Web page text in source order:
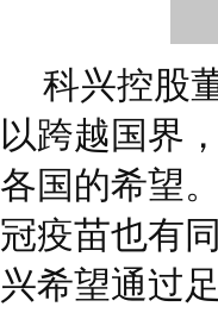
科兴控股
以跨越国界
各国的希望
冠疫苗也有
兴希望通过